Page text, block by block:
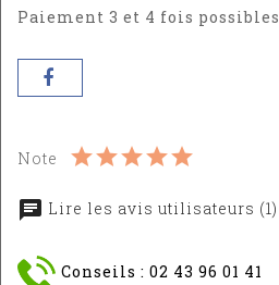
70166005
Paiement 3 et 4 fois possibles
Note
Lire les avis utilisateurs (1)
Conseils : 02 43 96 01 41